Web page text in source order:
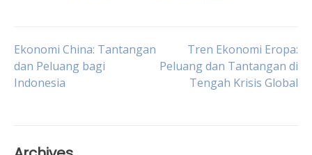
Post
navigation
Ekonomi China: Tantangan
dan Peluang bagi
Indonesia
Tren Ekonomi Eropa:
Peluang dan Tantangan di
Tengah Krisis Global